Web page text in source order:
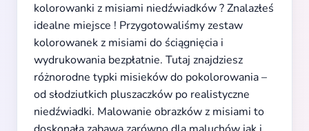
kolorowanki z misiami niedźwiadków ? Znalazłeś
idealne miejsce ! Przygotowaliśmy zestaw
kolorowanek z misiami do ściągnięcia i
wydrukowania bezpłatnie. Tutaj znajdziesz
różnorodne typki misieków do pokolorowania –
od słodziutkich pluszaczków po realistyczne
niedźwiadki. Malowanie obrazków z misiami to